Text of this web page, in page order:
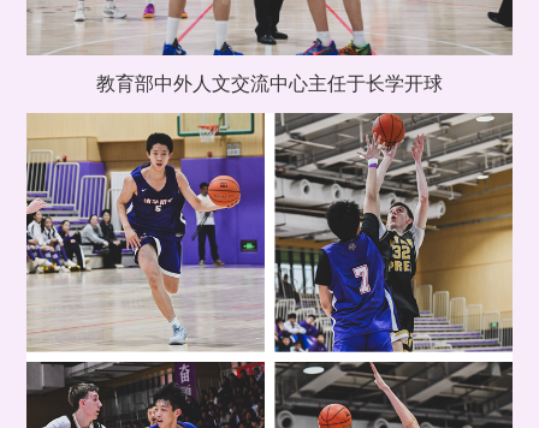
教育部中外人文交流中心主任于长学开球